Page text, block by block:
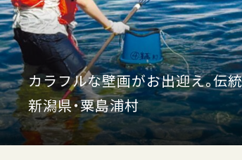
カラフルな壁画がお出迎え。伝
新潟県・粟島浦村